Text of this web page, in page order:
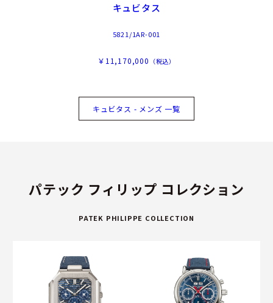
キュビタス
5821/1AR-001
￥11,170,000 （税込）
キュビタス - メンズ 一覧
パテック フィリップ コレクション
PATEK PHILIPPE COLLECTION